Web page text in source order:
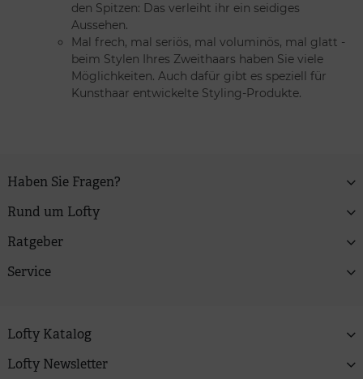
den Spitzen: Das verleiht ihr ein seidiges
Aussehen.
Mal frech, mal seriös, mal voluminös, mal glatt -
beim Stylen Ihres Zweithaars haben Sie viele
Möglichkeiten. Auch dafür gibt es speziell für
Kunsthaar entwickelte Styling-Produkte.
Haben Sie Fragen?
Rund um Lofty
Ratgeber
Service
Lofty Katalog
Lofty Newsletter